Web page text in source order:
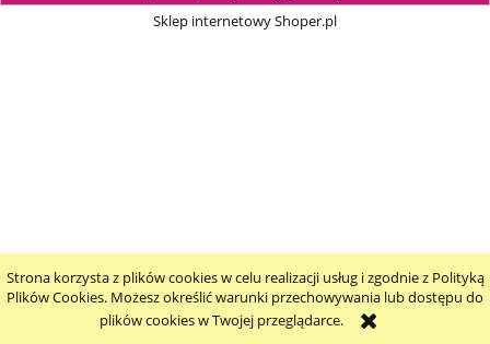
Strona korzysta z plików cookies w celu realizacji usług i zgodnie z Polityką
Plików Cookies. Możesz określić warunki przechowywania lub dostępu do
plików cookies w Twojej przeglądarce.
Sklep internetowy Shoper.pl